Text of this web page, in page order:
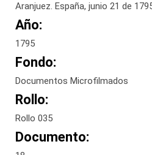
Aranjuez. España, junio 21 de
Año:
1795
Fondo:
Documentos Microfilmados
Rollo:
Rollo 035
Documento: